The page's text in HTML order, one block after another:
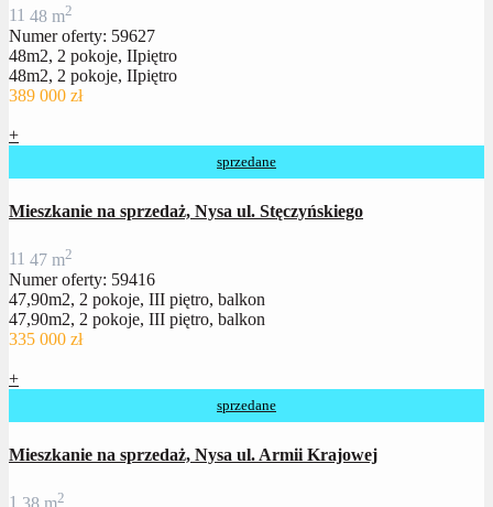
11 48 m2
Numer oferty: 59627
48m2, 2 pokoje, IIpiętro
48m2, 2 pokoje, IIpiętro
389 000 zł
+
sprzedane
Mieszkanie na sprzedaż, Nysa ul. Stęczyńskiego
11 47 m2
Numer oferty: 59416
47,90m2, 2 pokoje, III piętro, balkon
47,90m2, 2 pokoje, III piętro, balkon
335 000 zł
+
sprzedane
Mieszkanie na sprzedaż, Nysa ul. Armii Krajowej
1 38 m2